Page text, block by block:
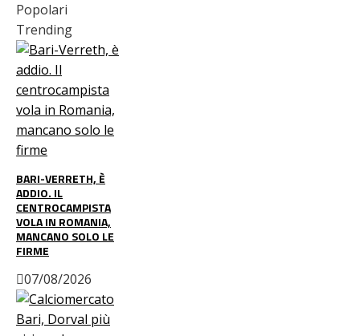
Popolari
Trending
BARI-VERRETH, È
ADDIO. IL
CENTROCAMPISTA
VOLA IN ROMANIA,
MANCANO SOLO LE
FIRME
07/08/2026